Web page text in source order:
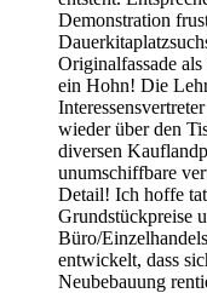
Demonstration
Originalfassade
ein Hohn! Die
wieder über den
diversen
unumschiffbare
Detail! Ich hoffe
Grundstückpreise
Büro/
entwickelt, dass
Neubebauung